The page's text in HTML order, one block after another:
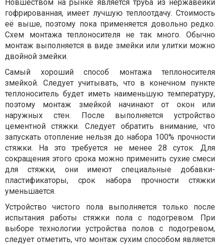
Новшеством на рынке является труба из нержавейки
гофрированная, имеет лучшую теплоотдачу. Стоимость
её выше, поэтому пока применяется довольно редко.
Схем монтажа теплоносителя не так много. Обычно
монтаж выполняется в виде змейки или улитки можно
двойной змейки.
Самый хороший способ монтажа теплоносителя
змейкой. Следует учитывать, что в конечном пункте
теплоноситель будет иметь наименьшую температуру,
поэтому монтаж змейкой начинают от окон или
наружных стен. После выполняется устройство
цементной стяжки. Следует обратить внимание, что
запускать отопление нельзя до набора 100% прочности
стяжки. На это требуется не менее 28 суток. Для
сокращения этого срока можно применить сухие смеси
для стяжки, они имеют специальные добавки-
пластификаторы, срок набора прочности стяжки
уменьшается.
Устройство чистого пола выполняется только после
испытания работы стяжки пола с подогревом. При
выборе технологии устройства полов с подогревом,
следует отметить, что монтаж сухим способом является